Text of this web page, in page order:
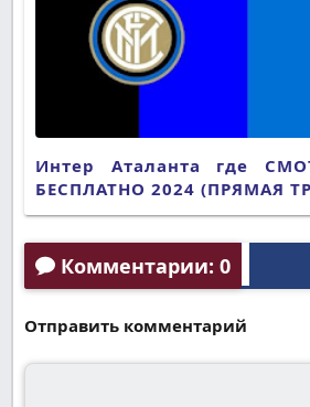
Интер Аталанта где
БЕСПЛАТНО 2024 (ПРЯМАЯ
Комментарии: 0
Отправить комментарий